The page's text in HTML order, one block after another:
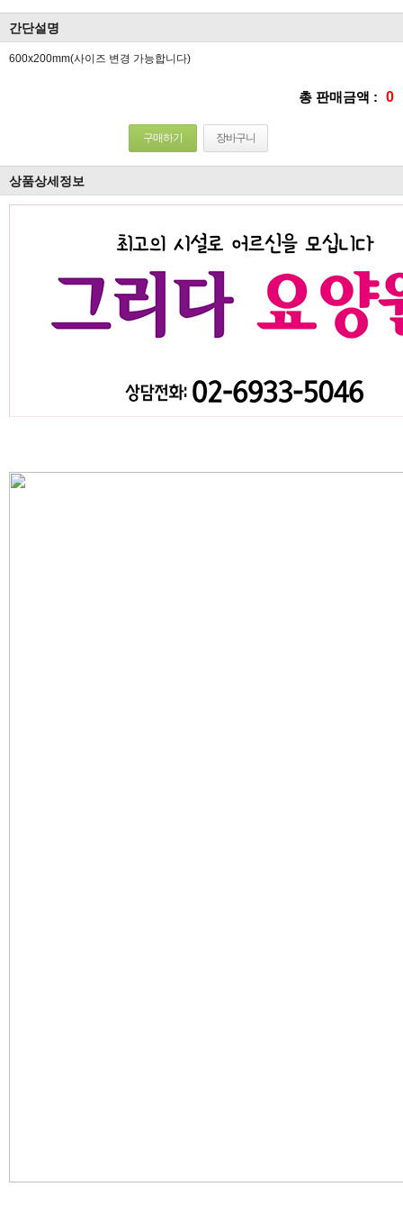
간단설명
600x200mm(사이즈 변경 가능합니다)
총 판매금액 : 0
구매하기 장바구니
상품상세정보